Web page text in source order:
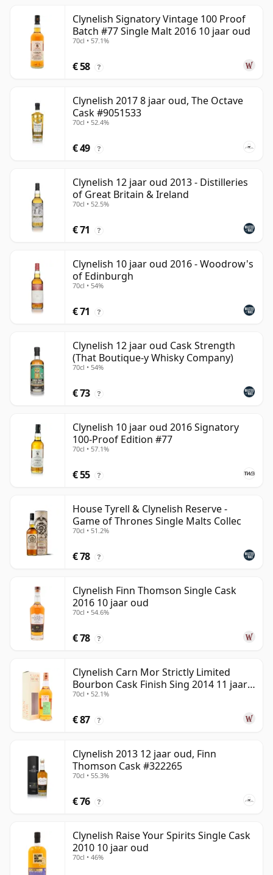
Clynelish Signatory Vintage 100 Proof
Batch #77 Single Malt 2016 10 jaar oud
70cl • 57.1%
€ 58 ?
Clynelish 2017 8 jaar oud, The Octave
Cask #9051533
70cl • 52.4%
€ 49 ?
Clynelish 12 jaar oud 2013 - Distilleries
of Great Britain & Ireland
70cl • 52.5%
€ 71 ?
Clynelish 10 jaar oud 2016 - Woodrow's
of Edinburgh
70cl • 54%
€ 71 ?
Clynelish 12 jaar oud Cask Strength
(That Boutique-y Whisky Company)
70cl • 54%
€ 73 ?
Clynelish 10 jaar oud 2016 Signatory
100-Proof Edition #77
70cl • 57.1%
€ 55 ?
House Tyrell & Clynelish Reserve -
Game of Thrones Single Malts Collec
70cl • 51.2%
€ 78 ?
Clynelish Finn Thomson Single Cask
2016 10 jaar oud
70cl • 54.6%
€ 78 ?
Clynelish Carn Mor Strictly Limited
Bourbon Cask Finish Sing 2014 11 jaar
oud
70cl • 52.1%
€ 87 ?
Clynelish 2013 12 jaar oud, Finn
Thomson Cask #322265
70cl • 55.3%
€ 76 ?
Clynelish Raise Your Spirits Single Cask
2010 10 jaar oud
70cl • 46%